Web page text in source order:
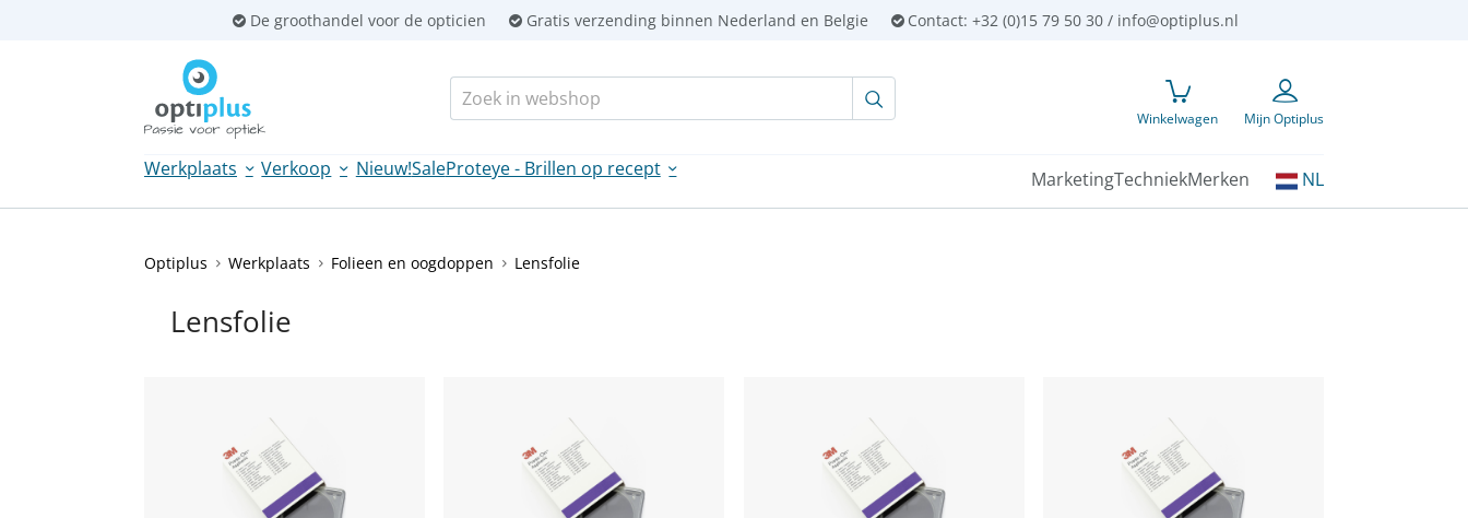
De groothandel voor de opticien Gratis verzending binnen Nederland en Belgie Contact: +32 (0)15 79 50 30 / info@optiplus.nl
Winkelwagen Mijn Optiplus
Zoeken:
Werkplaats Verkoop Nieuw!SaleProteye - Brillen op recept MarketingTechniekMerken
Kies
uw
NL
Optiplus Werkplaats Folieen en oogdoppen Lensfolie
Lensfolie